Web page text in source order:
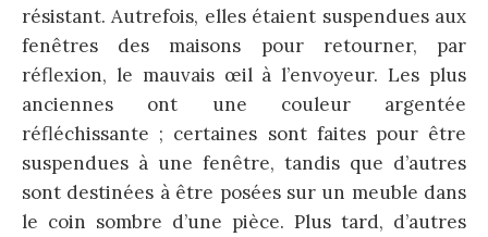
résistant. Autrefois, elles étaient suspendues aux
fenêtres des maisons pour retourner, par
réflexion, le mauvais œil à l’envoyeur. Les plus
anciennes ont une couleur argentée
réfléchissante ; certaines sont faites pour être
suspendues à une fenêtre, tandis que d’autres
sont destinées à être posées sur un meuble dans
le coin sombre d’une pièce. Plus tard, d’autres